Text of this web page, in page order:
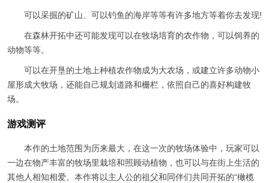
可以采掘的矿山、可以钓鱼的海岸等等有许多地方等着你去发现!
在森林开拓中还可能发现可以在牧场培育的农作物，可以饲养的
动物等等。
可以在开垦的土地上种植农作物成为大农场，或建立许多动物小
屋形成大牧场，还能自己规划道路和栅栏，依照自己的喜好构建牧
场。
游戏测评
本作的土地范围为历来最大，在这一次的牧场体验中，玩家可以
一边在物产丰富的牧场里栽培和照顾动植物，也可以与在街上生活的
其他人相知相爱。本作将以主人公的祖父和同伴们共同开拓的“橄榄